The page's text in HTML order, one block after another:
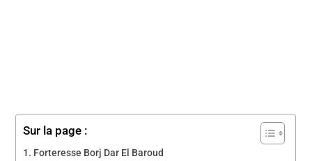
Sur la page :
Forteresse Borj Dar El Baroud